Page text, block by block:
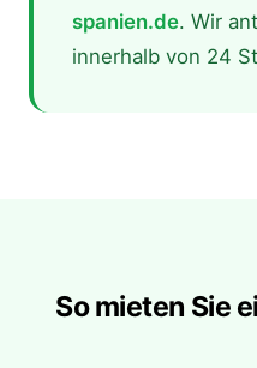
spanien.de. Wir
innerhalb von 24
So mieten Sie